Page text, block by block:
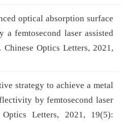
optical absorption surface
femtosecond laser assisted
Optics Letters, 2021,
strategy to achieve a metal
by femtosecond laser
Letters, 2021, 19(5):